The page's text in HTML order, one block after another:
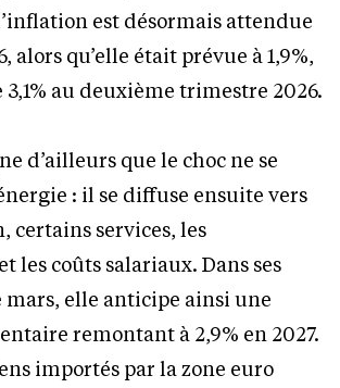
est désormais attendue
alors qu’elle était prévue à 1,9%,
3,1% au deuxième trimestre 2026.
d’ailleurs que le choc ne se
: il se diffuse ensuite vers
certains services, les
les coûts salariaux. Dans ses
mars, elle anticipe ainsi une
remontant à 2,9% en 2027.
importés par la zone euro